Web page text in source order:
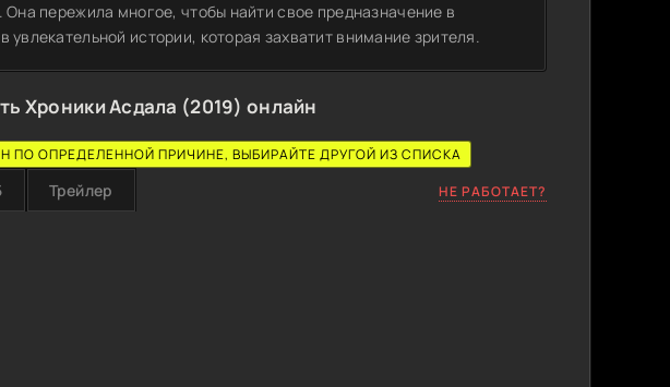
пережила многое, чтобы найти свое предназначение в
увлекательной истории, которая захватит внимание зрителя.
Хроники Асдала (2019) онлайн
ПО ОПРЕДЕЛЕННОЙ ПРИЧИНЕ, ВЫБИРАЙТЕ ДРУГОЙ ИЗ СПИСКА
Трейлер НЕ РАБОТАЕТ?